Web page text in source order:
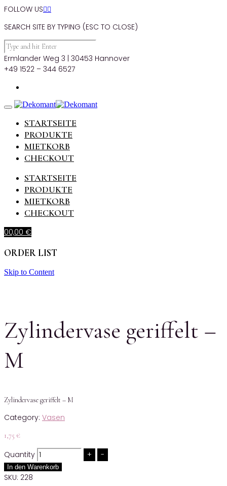
FOLLOW US
SEARCH SITE BY TYPING (ESC TO CLOSE)
Ermlander Weg 3 | 30453 Hannover
+49 1522 – 344 6527
STARTSEITE
PRODUKTE
MIETKORB
CHECKOUT
STARTSEITE
PRODUKTE
MIETKORB
CHECKOUT
00,00 €
ORDER LIST
Skip to Content
Zylindervase geriffelt –
M
Zylindervase geriffelt – M
Category: Vasen
1,75 €
Quantity
In den Warenkorb
SKU: 228